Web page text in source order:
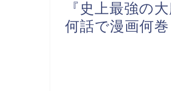
『史上最強の
何話で漫画何